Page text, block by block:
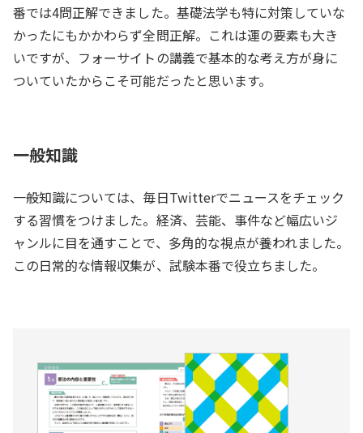
番では4問正解できました。基礎法学も特に対策していな
かったにもかかわらず全問正解。これは運の要素も大き
いですが、フォーサイトの講義で基本的な考え方が身に
ついていたからこそ可能だったと思います。
一般知識
一般知識については、毎日Twitterでニュースをチェック
する習慣をつけました。経済、芸能、事件など幅広いジ
ャンルに目を通すことで、多角的な視点が養われました。
この日常的な情報収集が、試験本番で役立ちました。